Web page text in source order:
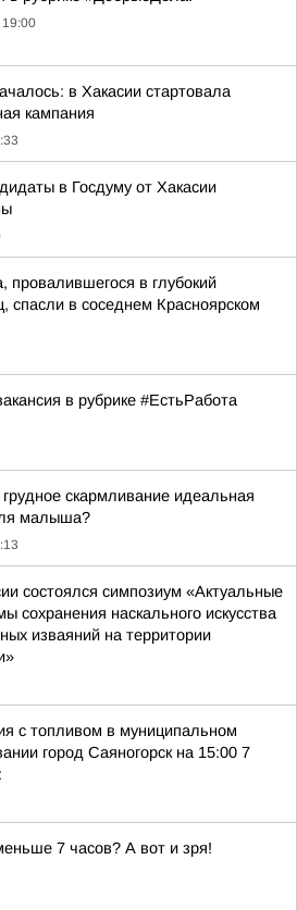
19:00
в Хакасии стартовала
кампания
в Госдуму от Хакасии
провалившегося в глубокий
спасли в соседнем Красноярском
в рубрике #ЕстьРабота
скармливание идеальная
малыша?
состоялся симпозиум «Актуальные
сохранения наскального искусства
изваяний на территории
с топливом в муниципальном
город Саяногорск на 15:00 7
7 часов? А вот и зря!